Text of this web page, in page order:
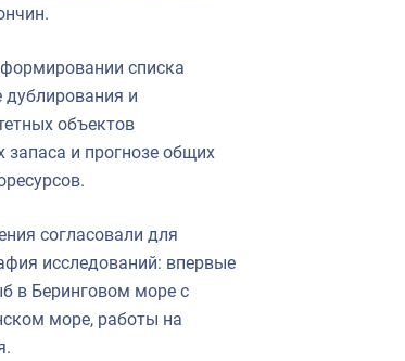
списка
дублирования и
объектов
запаса и прогнозе общих
согласовали для
исследований: впервые
в Беринговом море с
море, работы на